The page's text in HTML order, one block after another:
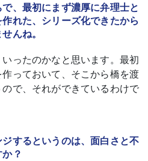
、最初にまず濃厚に弁理士と
れた、シリーズ化できたから
んね。
ったのかなと思います。最初
っておいて、そこから橋を渡
で、それができているわけで
するというのは、面白さと不
？